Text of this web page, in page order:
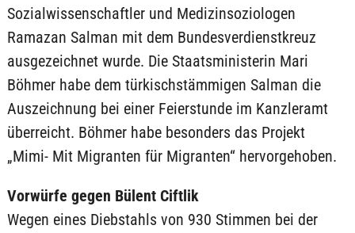
Sozialwissenschaftler und Medizinsoziologen
Ramazan Salman mit dem Bundesverdienstkreuz
ausgezeichnet wurde. Die Staatsministerin Mari
Böhmer habe dem türkischstämmigen Salman die
Auszeichnung bei einer Feierstunde im Kanzleramt
überreicht. Böhmer habe besonders das Projekt
„Mimi- Mit Migranten für Migranten“ hervorgehoben.
Vorwürfe gegen Bülent Ciftlik
Wegen eines Diebstahls von 930 Stimmen bei der